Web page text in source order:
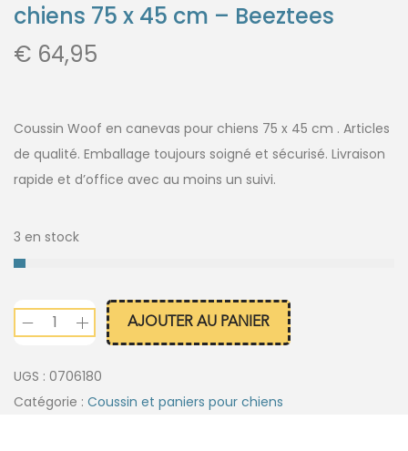
chiens 75 x 45 cm – Beeztees
€ 64,95
Coussin Woof en canevas pour chiens 75 x 45 cm . Articles
de qualité. Emballage toujours soigné et sécurisé. Livraison
rapide et d’office avec au moins un suivi.
3 en stock
AJOUTER AU PANIER
UGS : 0706180
Catégorie : Coussin et paniers pour chiens